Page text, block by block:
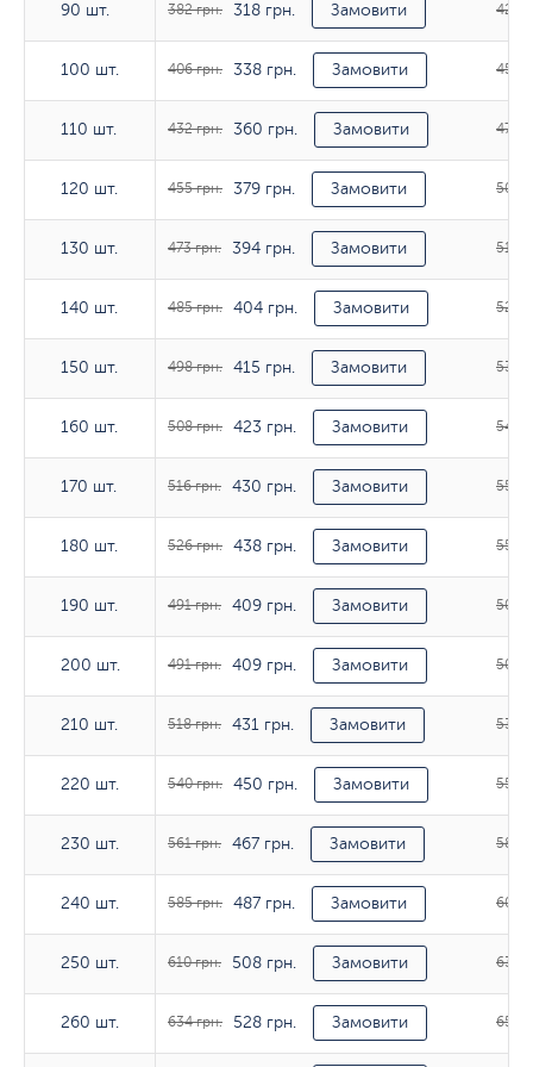
90 шт.
100 шт.
110 шт.
120 шт.
130 шт.
140 шт.
150 шт.
160 шт.
170 шт.
180 шт.
190 шт.
200 шт.
210 шт.
220 шт.
230 шт.
240 шт.
250 шт.
260 шт.
90 шт. 382 грн. 318 грн. Замовити 423
100 шт. 406 грн. 338 грн. Замовити 453
110 шт. 432 грн. 360 грн. Замовити 478
120 шт. 455 грн. 379 грн. Замовити 500
130 шт. 473 грн. 394 грн. Замовити 515
140 шт. 485 грн. 404 грн. Замовити 524
150 шт. 498 грн. 415 грн. Замовити 537
160 шт. 508 грн. 423 грн. Замовити 545
170 шт. 516 грн. 430 грн. Замовити 552
180 шт. 526 грн. 438 грн. Замовити 555
190 шт. 491 грн. 409 грн. Замовити 508
200 шт. 491 грн. 409 грн. Замовити 503
210 шт. 518 грн. 431 грн. Замовити 532
220 шт. 540 грн. 450 грн. Замовити 555
230 шт. 561 грн. 467 грн. Замовити 581
240 шт. 585 грн. 487 грн. Замовити 602
250 шт. 610 грн. 508 грн. Замовити 630
260 шт. 634 грн. 528 грн. Замовити 652